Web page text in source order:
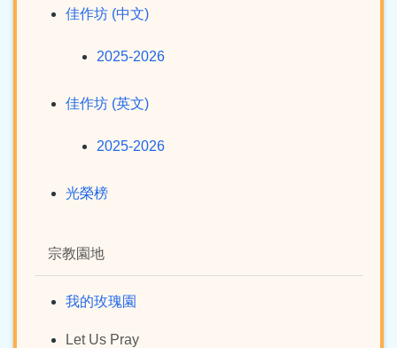
佳作坊 (中文)
2025-2026
佳作坊 (英文)
2025-2026
光榮榜
宗教園地
我的玫瑰園
Let Us Pray